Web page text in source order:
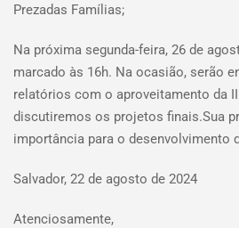
Prezadas Famílias;
Na próxima segunda-feira, 26 de
marcado às 16h. Na ocasião, serão
relatórios com o aproveitamento da
discutiremos os projetos finais.Sua
importância para o desenvolvimento
Salvador, 22 de agosto de 2024
Atenciosamente,